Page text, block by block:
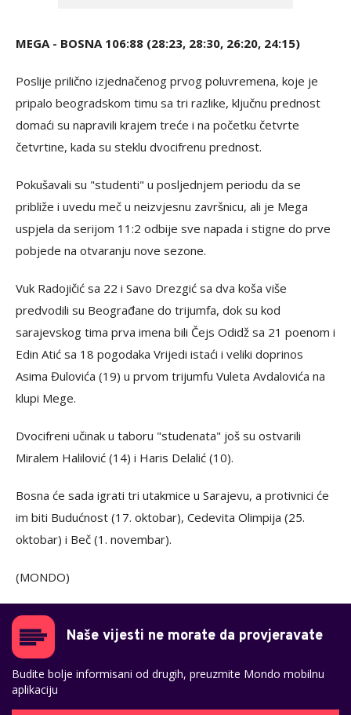
MEGA - BOSNA 106:88 (28:23, 28:30, 26:20, 24:15)
Poslije prilično izjednačenog prvog poluvremena, koje je
pripalo beogradskom timu sa tri razlike, ključnu prednost
domaći su napravili krajem treće i na početku četvrte
četvrtine, kada su steklu dvocifrenu prednost.
Pokušavali su "studenti" u posljednjem periodu da se
približe i uvedu meč u neizvjesnu završnicu, ali je Mega
uspjela da serijom 11:2 odbije sve napada i stigne do prve
pobjede na otvaranju nove sezone.
Vuk Radojičić sa 22 i Savo Drezgić sa dva koša više
predvodili su Beograđane do trijumfa, dok su kod
sarajevskog tima prva imena bili Čejs Odidž sa 21 poenom i
Edin Atić sa 18 pogodaka Vrijedi istaći i veliki doprinos
Asima Đulovića (19) u prvom trijumfu Vuleta Avdalovića na
klupi Mege.
Dvocifreni učinak u taboru "studenata" još su ostvarili
Miralem Halilović (14) i Haris Delalić (10).
Bosna će sada igrati tri utakmice u Sarajevu, a protivnici će
im biti Budućnost (17. oktobar), Cedevita Olimpija (25.
oktobar) i Beč (1. novembar).
(MONDO)
Naše vijesti ne morate da provjeravate
Budite bolje informisani od drugih, preuzmite Mondo mobilnu
aplikaciju